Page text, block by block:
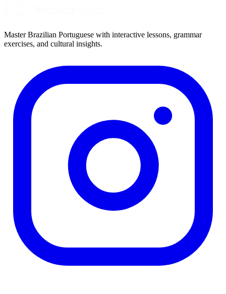
Master Brazilian Portuguese with interactive lessons, grammar
exercises, and cultural insights.